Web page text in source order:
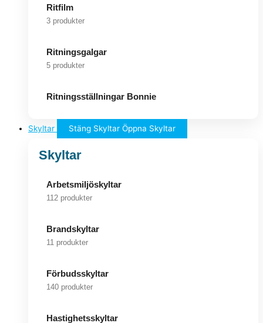
Ritfilm
3 produkter
Ritningsgalgar
5 produkter
Ritningsställningar Bonnie
Skyltar Stäng Skyltar Öppna Skyltar
Skyltar
Arbetsmiljöskyltar
112 produkter
Brandskyltar
11 produkter
Förbudsskyltar
140 produkter
Hastighetsskyltar